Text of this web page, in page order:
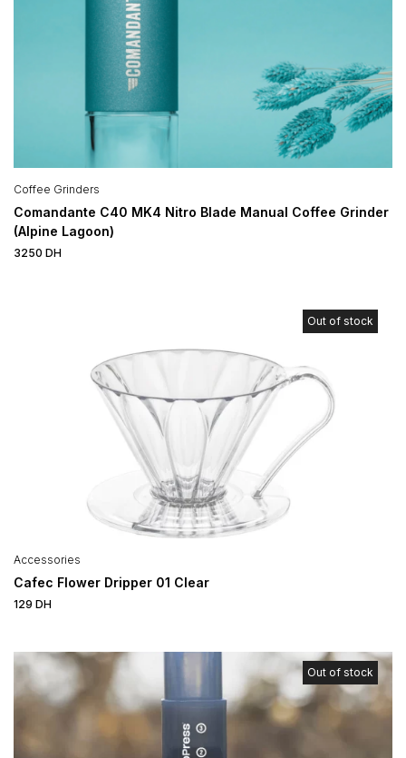
Coffee Grinders
Comandante C40 MK4 Nitro Blade Manual Coffee Grinder
(Alpine Lagoon)
3250 DH
Out of stock
Accessories
Cafec Flower Dripper 01 Clear
129 DH
Out of stock